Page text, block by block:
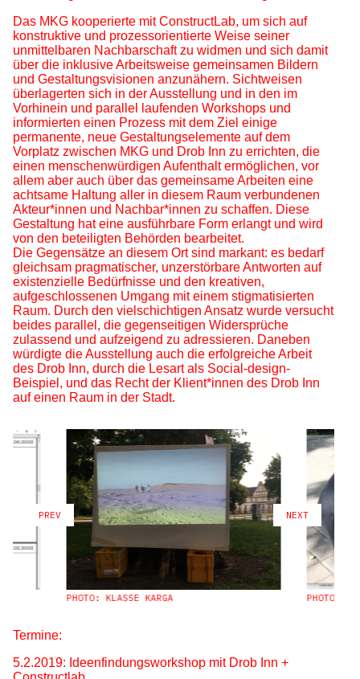
Das MKG kooperierte mit ConstructLab, um sich auf
konstruktive und prozessorientierte Weise seiner
unmittelbaren Nachbarschaft zu widmen und sich damit
über die inklusive Arbeitsweise gemeinsamen Bildern
und Gestaltungsvisionen anzunähern. Sichtweisen
überlagerten sich in der Ausstellung und in den im
Vorhinein und parallel laufenden Workshops und
informierten einen Prozess mit dem Ziel einige
permanente, neue Gestaltungselemente auf dem
Vorplatz zwischen MKG und Drob Inn zu errichten, die
einen menschenwürdigen Aufenthalt ermöglichen, vor
allem aber auch über das gemeinsame Arbeiten eine
achtsame Haltung aller in diesem Raum verbundenen
Akteur*innen und Nachbar*innen zu schaffen. Diese
Gestaltung hat eine ausführbare Form erlangt und wird
von den beteiligten Behörden bearbeitet.
Die Gegensätze an diesem Ort sind markant: es bedarf
gleichsam pragmatischer, unzerstörbare Antworten auf
existenzielle Bedürfnisse und den kreativen,
aufgeschlossenen Umgang mit einem stigmatisierten
Raum. Durch den vielschichtigen Ansatz wurde versucht
beides parallel, die gegenseitigen Widersprüche
zulassend und aufzeigend zu adressieren. Daneben
würdigte die Ausstellung auch die erfolgreiche Arbeit
des Drob Inn, durch die Lesart als Social-design-
Beispiel, und das Recht der Klient*innen des Drob Inn
auf einen Raum in der Stadt.
PREV NEXT
PHOTO: KLASSE KARGA PHOTO:
Termine:
5.2.2019: Ideenfindungsworkshop mit Drob Inn +